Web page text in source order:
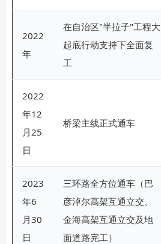
2022
年
在自治区"半拉子"工程大
起底行动支持下全面复
工
2022
年12
月25
日
桥梁主线正式通车
2023
年6
月30
日
三环路全方位通车（巴
彦淖尔高架互通立交、
金海高架互通立交及地
面道路完工）